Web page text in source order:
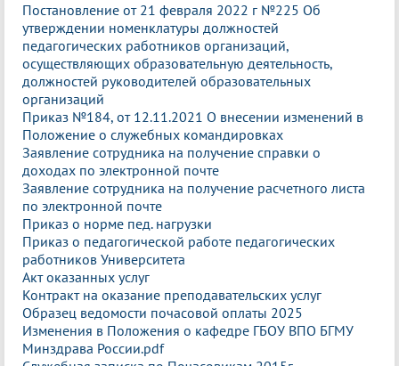
Постановление от 21 февраля 2022 г №225 Об
утверждении номенклатуры должностей
педагогических работников организаций,
осуществляющих образовательную деятельность,
должностей руководителей образовательных
организаций
Приказ №184, от 12.11.2021 О внесении изменений в
Положение о служебных командировках
Заявление сотрудника на получение справки о
доходах по электронной почте
Заявление сотрудника на получение расчетного листа
по электронной почте
Приказ о норме пед. нагрузки
Приказ о педагогической работе педагогических
работников Университета
Акт оказанных услуг
Контракт на оказание преподавательских услуг
Образец ведомости почасовой оплаты 2025
Изменения в Положения о кафедре ГБОУ ВПО БГМУ
Минздрава России.pdf